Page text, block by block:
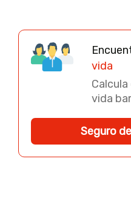
vida
vida
Seguro